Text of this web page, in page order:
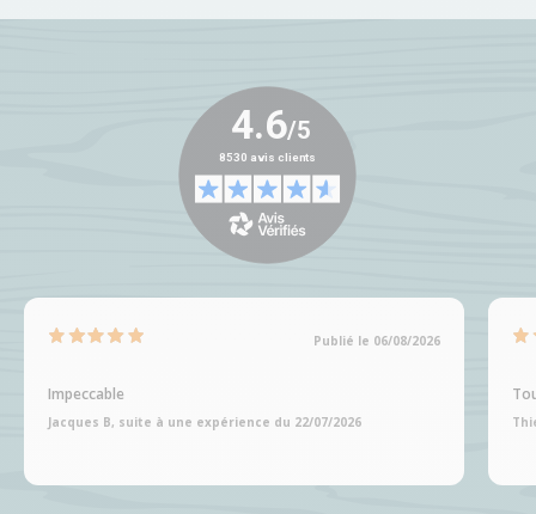
Publié le 06/08/2026
Impeccable
Jacques B, suite à une expérience du 22/07/2026